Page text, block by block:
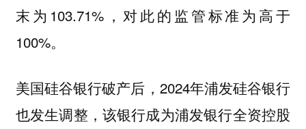
末为103.71%，对此的监管标准为高于
100%。
美国硅谷银行破产后，2024年浦发硅谷银行
也发生调整，该银行成为浦发银行全资控股